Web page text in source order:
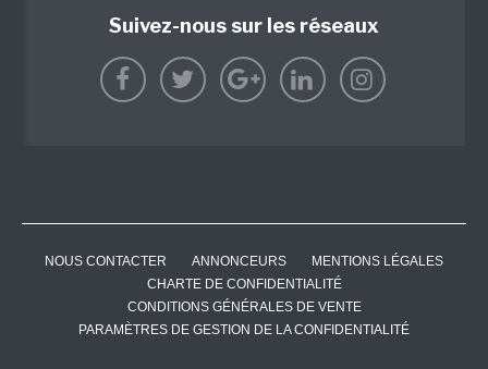
Suivez-nous sur les réseaux
NOUS CONTACTER ANNONCEURS
MENTIONS LÉGALES
CHARTE DE CONFIDENTIALITÉ
CONDITIONS GÉNÉRALES DE VENTE
PARAMÈTRES DE GESTION DE LA CONFIDENTIALITÉ